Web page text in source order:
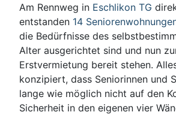
Am Rennweg in Eschlikon TG
entstanden 14
die Bedürfnisse des
Alter ausgerichtet sind und nun
Erstvermietung bereit stehen.
konzipiert, dass Seniorinnen und
lange wie möglich nicht auf den
Sicherheit in den eigenen vier